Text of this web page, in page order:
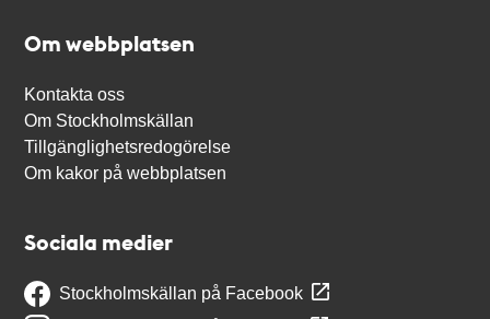
Om webbplatsen
Kontakta oss
Om Stockholmskällan
Tillgänglighetsredogörelse
Om kakor på webbplatsen
Sociala medier
Stockholmskällan på Facebook